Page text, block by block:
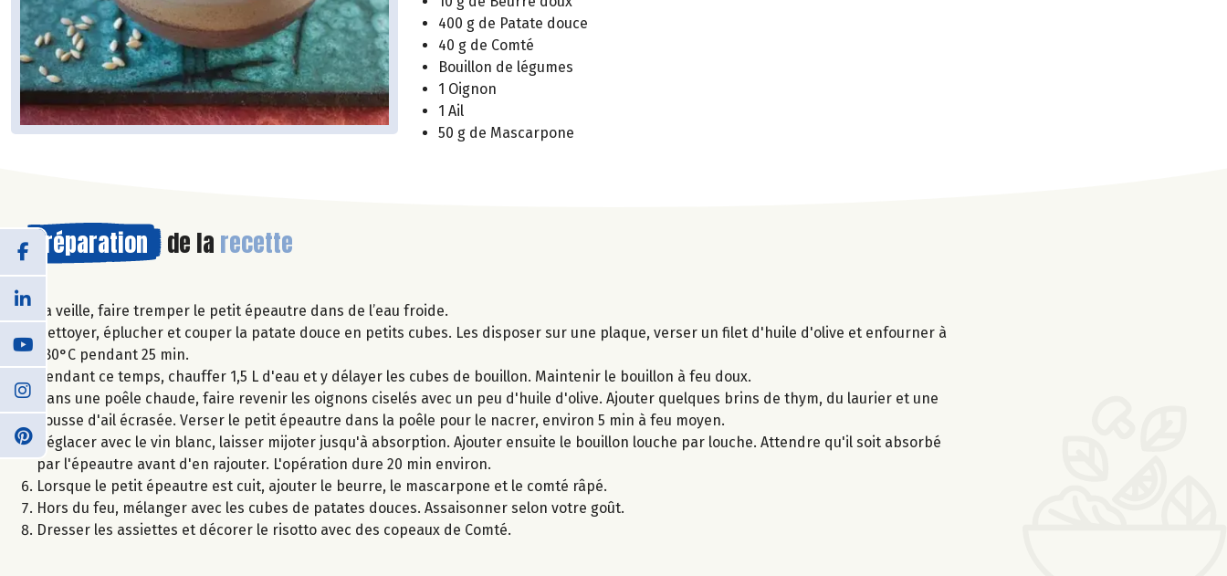
400 g de Patate douce
40 g de Comté
Bouillon de légumes
1 Oignon
1 Ail
50 g de Mascarpone
Préparation de la recette
La veille, faire tremper le petit épeautre dans de l’eau froide.
Nettoyer, éplucher et couper la patate douce en petits cubes. Les disposer sur une plaque, verser un filet d'huile d'olive et enfourner à
180°C pendant 25 min.
Pendant ce temps, chauffer 1,5 L d'eau et y délayer les cubes de bouillon. Maintenir le bouillon à feu doux.
Dans une poêle chaude, faire revenir les oignons ciselés avec un peu d'huile d'olive. Ajouter quelques brins de thym, du laurier et une
gousse d'ail écrasée. Verser le petit épeautre dans la poêle pour le nacrer, environ 5 min à feu moyen.
Déglacer avec le vin blanc, laisser mijoter jusqu'à absorption. Ajouter ensuite le bouillon louche par louche. Attendre qu'il soit absorbé
par l'épeautre avant d'en rajouter. L'opération dure 20 min environ.
Lorsque le petit épeautre est cuit, ajouter le beurre, le mascarpone et le comté râpé.
Hors du feu, mélanger avec les cubes de patates douces. Assaisonner selon votre goût.
Dresser les assiettes et décorer le risotto avec des copeaux de Comté.